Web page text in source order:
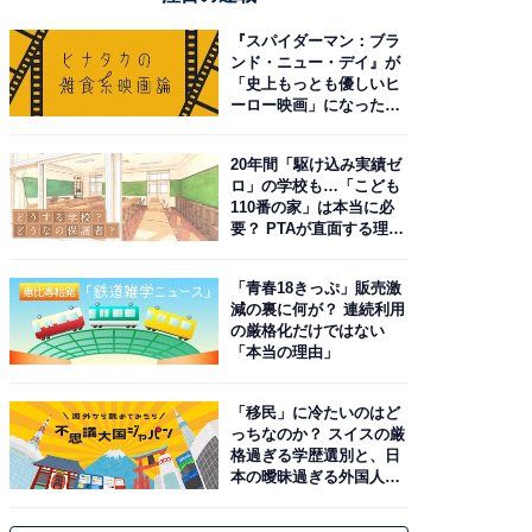
『スパイダーマン：ブラ
ンド・ニュー・デイ』が
「史上もっとも優しいヒ
ーロー映画」になった理
20年間「駆け込み実績ゼ
ロ」の学校も…「こども
110番の家」は本当に必
要？ PTAが直面する理想
「青春18きっぷ」販売激
減の裏に何が？ 連続利用
の厳格化だけではない
「本当の理由」
「移民」に冷たいのはど
っちなのか？ スイスの厳
格過ぎる学歴選別と、日
本の曖昧過ぎる外国人政